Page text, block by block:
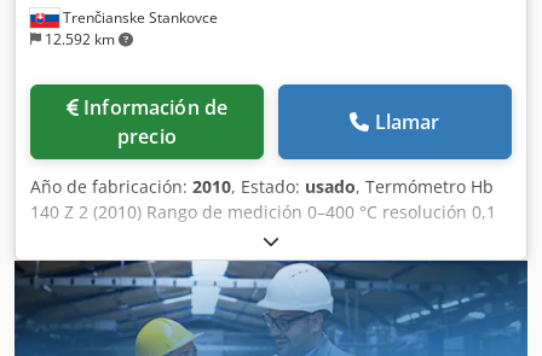
Trenčianske Stankovce
12.592 km
Información de
precio
Llamar
Año de fabricación: 2010, Estado: usado, Termómetro Hb
140 Z 2 (2010) Rango de medición 0–400 °C resolución 0,1
°C Precisión de regulación ± 0,1 k -S tolerancia ±. Rango de
medición 0,4–40 l/min Resolución 0,1 l/min Precisión de
regulación ±0,1 l/min Tolerancia ±(5% del valor medido +
0,1 L/min) Medición de presión Unidad de valor Rango de
medición 0–20 bar resolución 0,1 bar Tolerancia ± 5% del